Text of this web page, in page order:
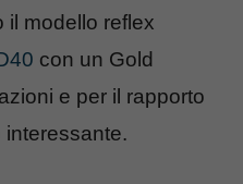
il modello reflex
con un Gold
e per il rapporto